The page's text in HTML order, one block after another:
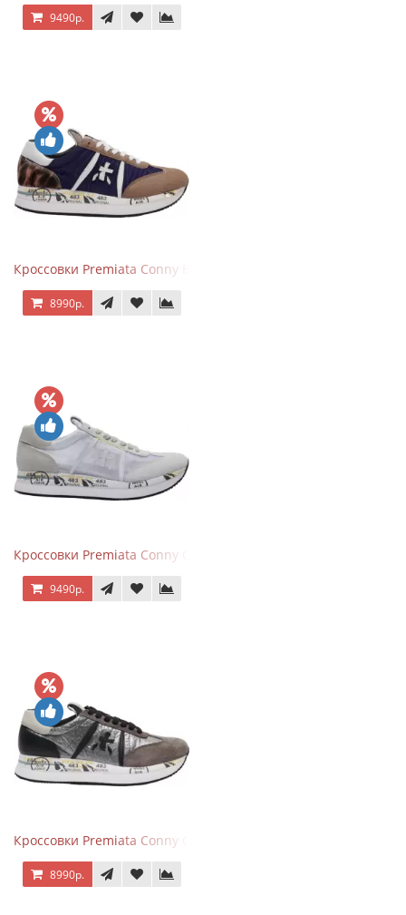
9490р.
Кроссовки Premiata Conny Blue Brown
8990р.
Кроссовки Premiata Conny Combi Grey
9490р.
Кроссовки Premiata Conny Gray Brown
8990р.